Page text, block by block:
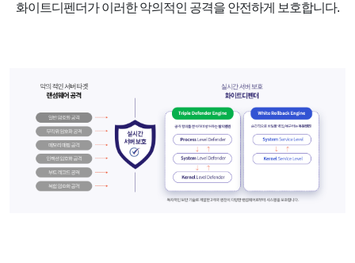
화이트디펜더가 이러한 악의적인 공격을 안전하게 보호합니다.